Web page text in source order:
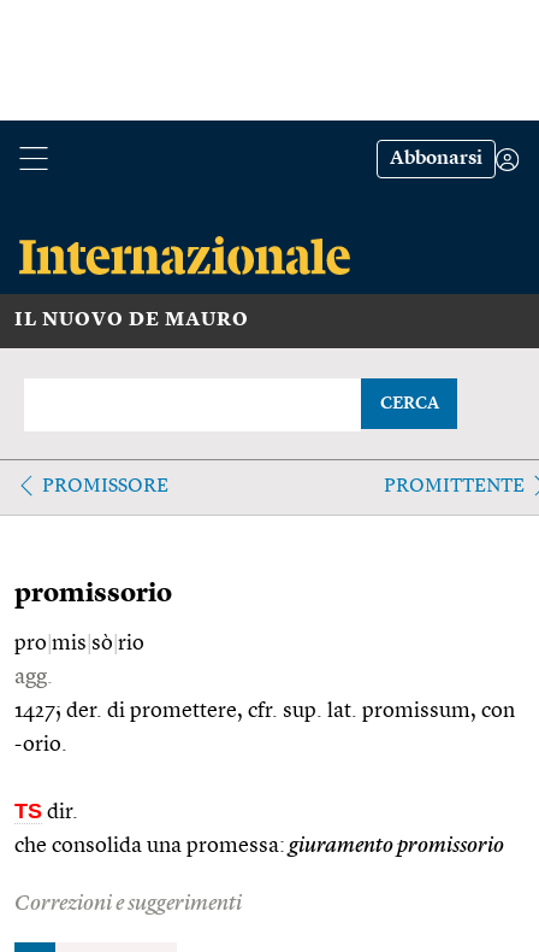
Abbonarsi
IL NUOVO DE MAURO
CERCA
PROMISSORE PROMITTENTE
promissorio
pro mis sò rio
agg.
1427; der. di promettere, cfr. sup. lat. promissum, con
-orio.
TS dir.
che consolida una promessa: giuramento promissorio
Correzioni e suggerimenti